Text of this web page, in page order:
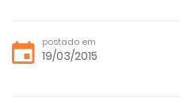
postado em
19/03/2015